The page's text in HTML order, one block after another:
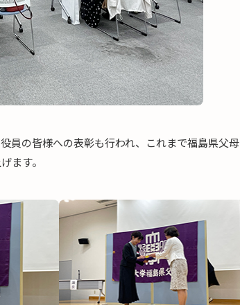
員の皆様への表彰も行われ、これまで福島県父母
ます。